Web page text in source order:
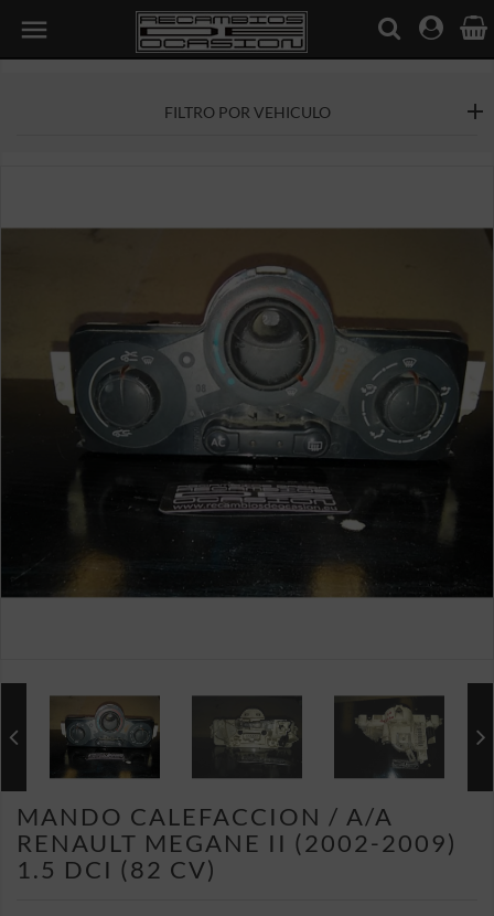

FILTRO POR VEHICULO
MANDO CALEFACCION / A/A
RENAULT MEGANE II (2002-2009)
1.5 DCI (82 CV)